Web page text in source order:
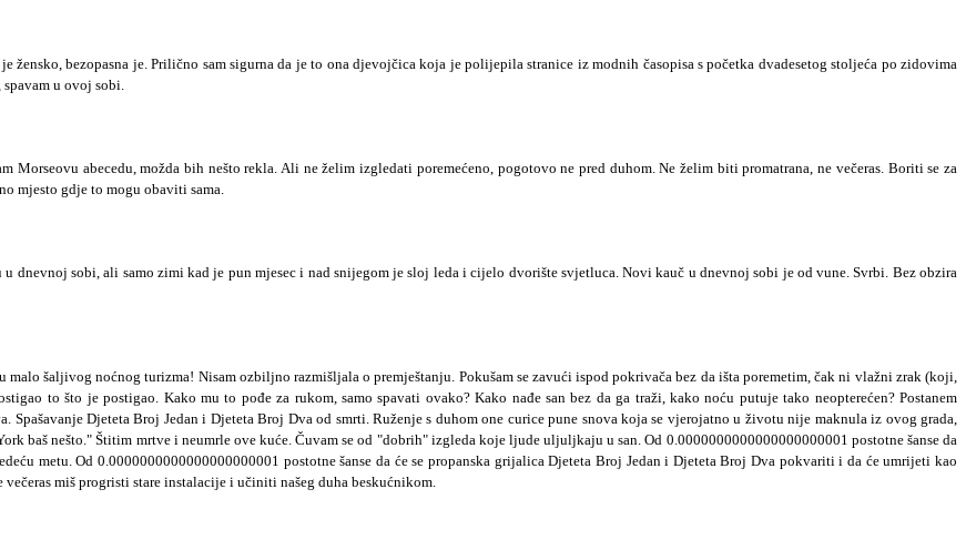
žensko, bezopasna je. Prilično sam sigurna da je to ona djevojčica koja je polijepila stranice iz modnih časopisa s početka dvadesetog stoljeća po zidovima
u ovoj sobi.
Morseovu abecedu, možda bih nešto rekla. Ali ne želim izgledati poremećeno, pogotovo ne pred duhom. Ne želim biti promatrana, ne večeras. Boriti se za
mjesto gdje to mogu obaviti sama.
u dnevnoj sobi, ali samo zimi kad je pun mjesec i nad snijegom je sloj leda i cijelo dvorište svjetluca. Novi kauč u dnevnoj sobi je od vune. Svrbi. Bez obzira
malo šaljivog noćnog turizma! Nisam ozbiljno razmišljala o premještanju. Pokušam se zavući ispod pokrivača bez da išta poremetim, čak ni vlažni zrak (koji,
to što je postigao. Kako mu to pođe za rukom, samo spavati ovako? Kako nađe san bez da ga traži, kako noću putuje tako neopterećen? Postanem
Djeteta Broj Jedan i Djeteta Broj Dva od smrti. Ruženje s duhom one curice pune snova koja se vjerojatno u životu nije maknula iz ovog grada,
baš nešto." Štitim mrtve i neumrle ove kuće. Čuvam se od "dobrih" izgleda koje ljude uljuljkaju u san. Od 0.0000000000000000000001 postotne šanse da
metu. Od 0.0000000000000000000001 postotne šanse da će se propanska grijalica Djeteta Broj Jedan i Djeteta Broj Dva pokvariti i da će umrijeti kao
miš progristi stare instalacije i učiniti našeg duha beskućnikom.